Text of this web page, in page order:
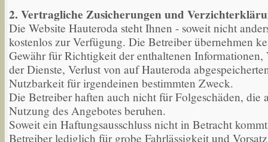
2. Vertragliche Zusicherungen und
Die Website Hauteroda steht Ihnen - soweit nicht
kostenlos zur Verfügung. Die Betreiber übernehmen
Gewähr für Richtigkeit der enthaltenen Informationen,
der Dienste, Verlust von auf Hauteroda
Nutzbarkeit für irgendeinen bestimmten Zweck.
Die Betreiber haften auch nicht für Folgeschäden, die
Nutzung des Angebotes beruhen.
Soweit ein Haftungsausschluss nicht in Betracht
Betreiber lediglich für grobe Fahrlässigkeit und